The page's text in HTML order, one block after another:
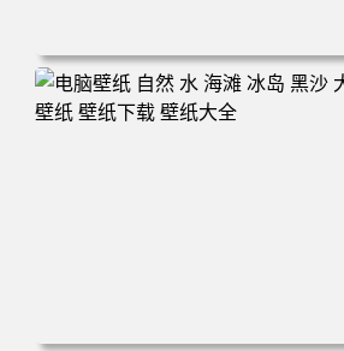
电脑壁纸 摄影 风景 新西兰 自然 树木
电脑桌面 高清壁纸 壁纸下载 壁纸大全